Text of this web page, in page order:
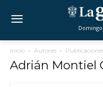
Inicio Autores
Adrián Montiel